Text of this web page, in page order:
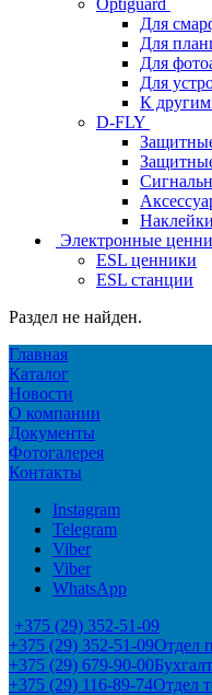
Для
Для
Для
Для
К другим
D-FLY
Наклейки
Электронные
ESL ценники
ESL станции
Раздел не найден.
Главная
Каталог
Новости
О компании
Документы
Фотогалерея
Контакты
Instagram
Telegram
Viber
Viber
WhatsApp
+375 (29) 352-51-09
+375 (29) 352-51-09Отдел
+375 (29) 679-90-00
+375 (29) 116-89-74Отдел